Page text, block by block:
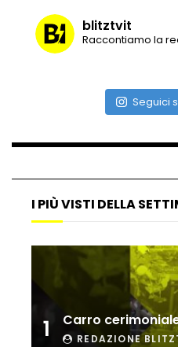
male
Incidente
perde il
blitztvit
Raccontiamo la
Seguici
I PIÙ VISTI DELLA
1 Carro
REDAZIONE